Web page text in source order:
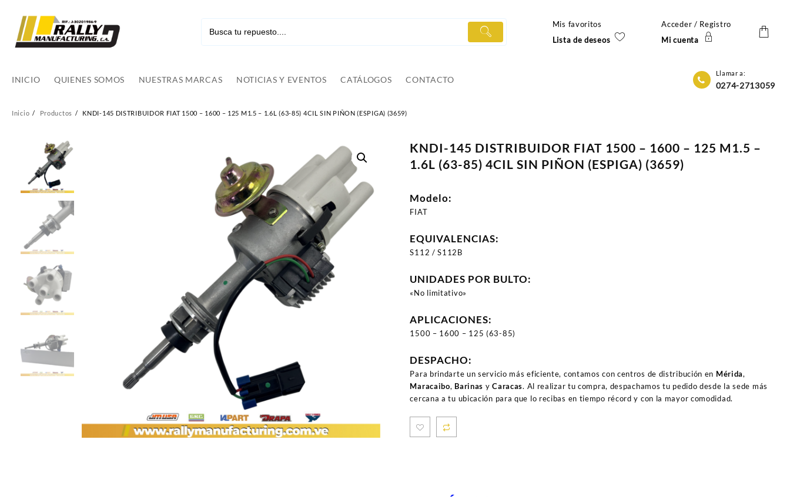
contenido
Mis favoritos
Lista de deseos
Acceder / Registro
Mi cuenta
INICIO QUIENES SOMOS NUESTRAS MARCAS NOTICIAS Y EVENTOS CATÁLOGOS CONTACTO
Llamar a:
0274-2713059
Inicio Productos KNDI-145 DISTRIBUIDOR FIAT 1500 – 1600 – 125 M1.5 – 1.6L (63-85) 4CIL SIN PIÑON (ESPIGA) (3659)
KNDI-145 DISTRIBUIDOR FIAT 1500 – 1600 – 125 M1.5 –
1.6L (63-85) 4CIL SIN PIÑON (ESPIGA) (3659)
Modelo:
FIAT
EQUIVALENCIAS:
S112 / S112B
UNIDADES POR BULTO:
«No limitativo»
APLICACIONES:
1500 – 1600 – 125 (63-85)
DESPACHO:
Para brindarte un servicio más eficiente, contamos con centros de distribución en Mérida,
Maracaibo, Barinas yCaracas. Al realizar tu compra, despachamos tu pedido desde la sede más
cercana a tu ubicación para que lo recibas en tiempo récord y con la mayor comodidad.